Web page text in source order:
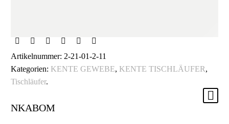
NEU
Artikelnummer: 2-21-01-2-11
Kategorien: KENTE GEWEBE, KENTE TISCHLÄUFER,
Tischläufer.
NKABOM